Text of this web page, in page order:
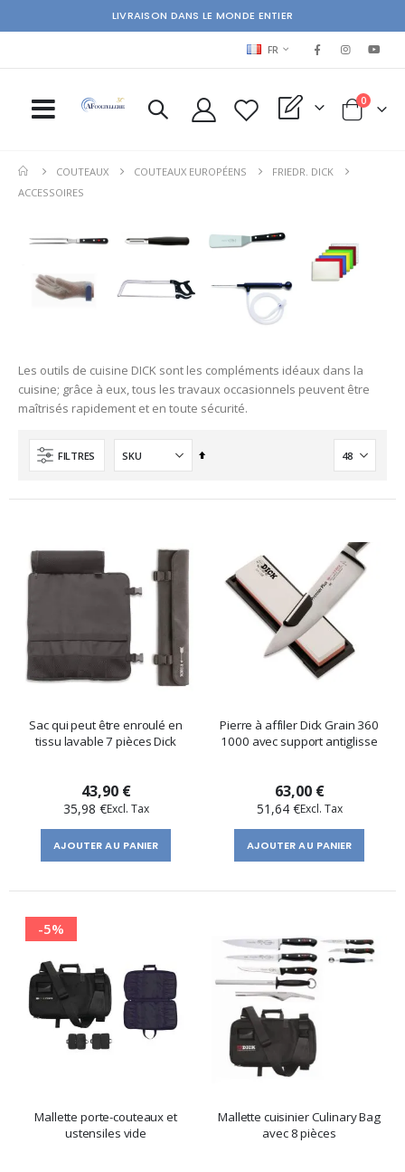
LIVRAISON DANS LE MONDE ENTIER
LANGUAGE
FR
My Quote Cart
0items
COUTEAUX COUTEAUX EUROPÉENS
FRIEDR. DICK
ACCESSOIRES
Les outils de cuisine DICK sont les compléments idéaux dans la
cuisine; grâce à eux, tous les travaux occasionnels peuvent être
maîtrisés rapidement et en toute sécurité.
FILTRES
Ordre
Sac qui peut être enroulé en
tissu lavable 7 pièces Dick
43,90 €
35,98 €
AJOUTER AU PANIER
Pierre à affiler Dick Grain 360
1000 avec support antiglisse
63,00 €
51,64 €
AJOUTER AU PANIER
-5%
Mallette porte-couteaux et
ustensiles vide
Mallette cuisinier Culinary Bag
avec 8 pièces